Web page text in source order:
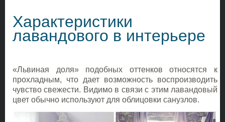
Характеристики
лавандового в интерьере
«Львиная доля» подобных оттенков относятся к
прохладным, что дает возможность воспроизводить
чувство свежести. Видимо в связи с этим лавандовый
цвет обычно используют для облицовки санузлов.